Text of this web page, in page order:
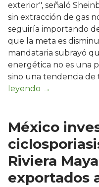
exterior", señaló
sin extracción de gas
seguiría importando
que la meta es
mandataria subrayó
energética no es una
sino una tendencia de
México
Riviera
exportados